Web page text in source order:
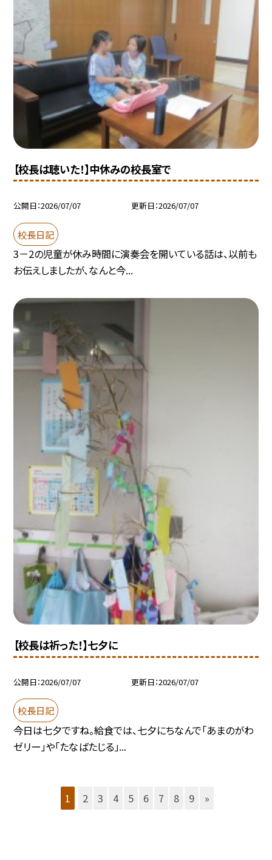
【校長は聴いた！】中休みの校長室で
公開日 2026/07/07 更新日 2026/07/07
校長日記
3－2の児童が休み時間に演奏会を開いている話は、以前も
お伝えしましたが、なんと今...
【校長は祈った！】七夕に
公開日 2026/07/07 更新日 2026/07/07
校長日記
今日は七夕ですね。給食では、七夕にちなんで「あまのがわ
ゼリー」や「たなばたじる」...
1 2 3 4 5 6 7 8 9 »